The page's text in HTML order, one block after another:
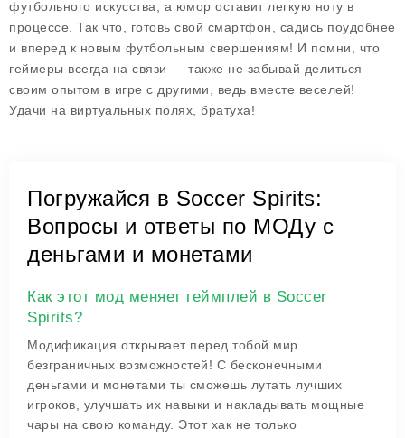
футбольного искусства, а юмор оставит легкую ноту в
процессе. Так что, готовь свой смартфон, садись поудобнее
и вперед к новым футбольным свершениям! И помни, что
геймеры всегда на связи — также не забывай делиться
своим опытом в игре с другими, ведь вместе веселей!
Удачи на виртуальных полях, братуха!
Погружайся в Soccer Spirits:
Вопросы и ответы по МОДу с
деньгами и монетами
Как этот мод меняет геймплей в Soccer
Spirits?
Модификация открывает перед тобой мир
безграничных возможностей! С бесконечными
деньгами и монетами ты сможешь лутать лучших
игроков, улучшать их навыки и накладывать мощные
чары на свою команду. Этот хак не только